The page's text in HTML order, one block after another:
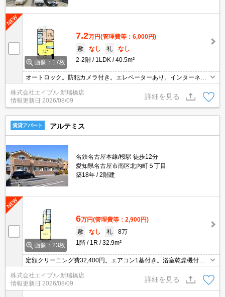
画像：17枚
7.2万円(管理費等：6,000円)
敷
なし 礼
なし
2-2階
1LDK 40.5m²
オートロック。防犯カメラ付き。エレベーターあり。インターネッ
振り分けタイプの使いやすい間取り。
株式会社エイブル 新瑞橋店
情報更新日 2026/08/09
詳細を見る
賃貸アパート アルテミス
名鉄名古屋本線/桜駅 徒歩12分
愛知県名古屋市南区北内町５丁目
築18年
2階建
画像：23枚
6万円(管理費等：2,900円)
敷
なし 礼
8万
1階
1R 32.9m²
定額クリーニング費32,400円。エアコン1基付き。浴室乾燥機付。
株式会社エイブル 新瑞橋店
情報更新日 2026/08/09
詳細を見る